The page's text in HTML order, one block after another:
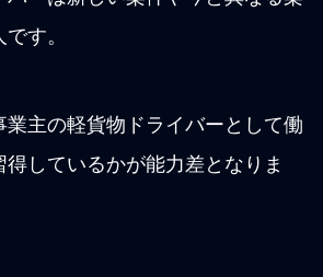
す。
業主の軽貨物ドライバーとして働
得しているかが能力差となりま